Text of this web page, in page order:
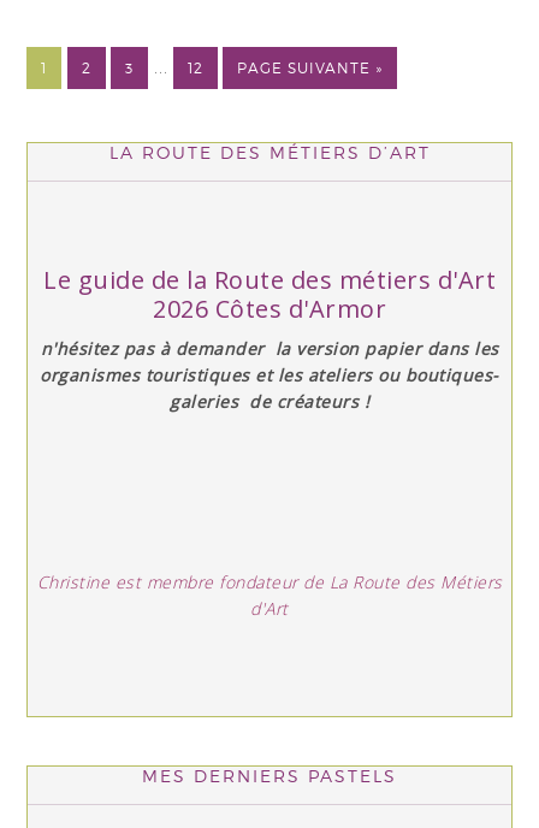
1 2 3 … 12 PAGE SUIVANTE »
LA ROUTE DES MÉTIERS D’ART
Le guide de la Route des métiers d'Art
2026 Côtes d'Armor
n'hésitez pas à demander la version papier dans les
organismes touristiques et les ateliers ou boutiques-
galeries de créateurs !
Christine est membre fondateur de La Route des Métiers
d'Art
MES DERNIERS PASTELS